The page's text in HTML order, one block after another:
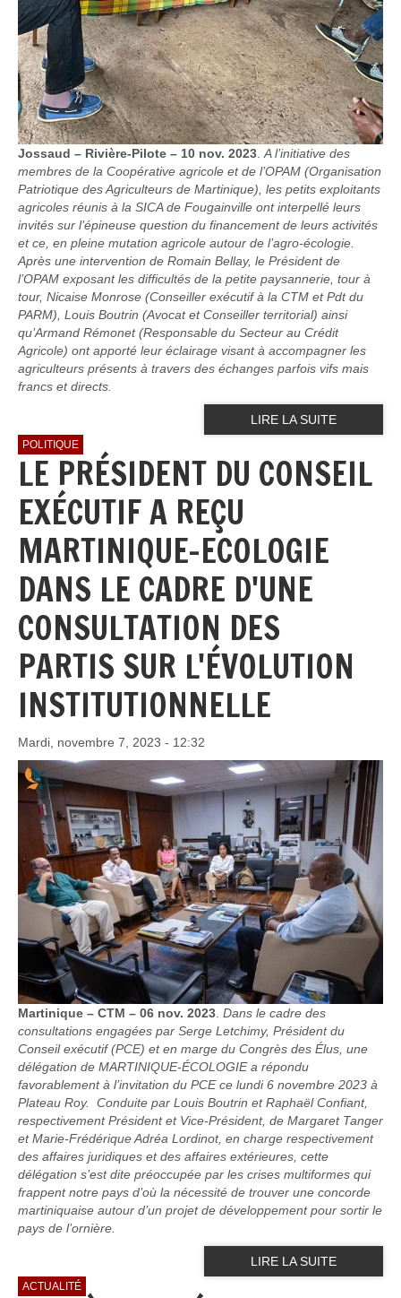
Jossaud – Rivière-Pilote – 10 nov. 2023 A l’initiative des
membres de la Coopérative agricole et de l’OPAM (Organisation
Patriotique des Agriculteurs de Martinique), les petits exploitants
agricoles réunis à la SICA de Fougainville ont interpellé leurs
invités sur l’épineuse question du financement de leurs activités
et ce, en pleine mutation agricole autour de l’agro-écologie.
Après une intervention de Romain Bellay, le Président de
l’OPAM exposant les difficultés de la petite paysannerie, tour à
tour, Nicaise Monrose (Conseiller exécutif à la CTM et Pdt du
PARM), Louis Boutrin (Avocat et Conseiller territorial) ainsi
qu’Armand Rémonet (Responsable du Secteur au Crédit
Agricole) ont apporté leur éclairage visant à accompagner les
agriculteurs présents à travers des échanges parfois vifs mais
francs et directs.
LIRE LA SUITE
POLITIQUE
LE PRÉSIDENT DU CONSEIL
EXÉCUTIF A REÇU
MARTINIQUE-ECOLOGIE
DANS LE CADRE D'UNE
CONSULTATION DES
PARTIS SUR L'ÉVOLUTION
INSTITUTIONNELLE
Mardi, novembre 7, 2023 - 12:32
Martinique – CTM – 06 nov. 2023 Dans le cadre des
consultations engagées par Serge Letchimy, Président du
Conseil exécutif (PCE) et en marge du Congrès des Élus, une
délégation de MARTINIQUE-ÉCOLOGIE a répondu
favorablement à l’invitation du PCE ce lundi 6 novembre 2023 à
Plateau Roy. Conduite par Louis Boutrin et Raphaël Confiant,
respectivement Président et Vice-Président, de Margaret Tanger
et Marie-Frédérique Adréa Lordinot, en charge respectivement
des affaires juridiques et des affaires extérieures, cette
délégation s’est dite préoccupée par les crises multiformes qui
frappent notre pays d’où la nécessité de trouver une concorde
martiniquaise autour d’un projet de développement pour sortir le
pays de l’ornière.
LIRE LA SUITE
ACTUALITÉ